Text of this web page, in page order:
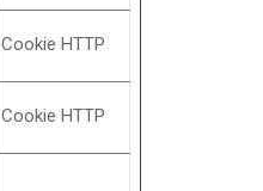
Cookie HTTP
Cookie HTTP